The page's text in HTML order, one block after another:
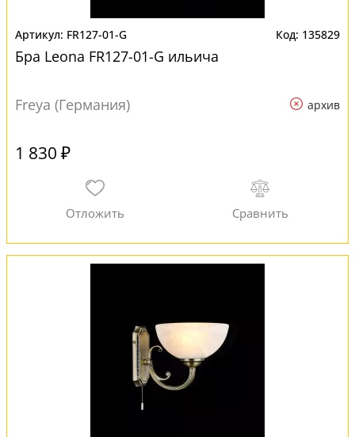
FR127-01-G 135829
Бра Leona FR127-01-G ильича
Freya (Германия) архив
1 830 ₽